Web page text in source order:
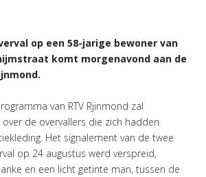
op een 58-jarige bewoner van
komt morgenavond aan de
van RTV Rjinmond zal
de overvallers die zich hadden
Het signalement van de twee
op 24 augustus werd verspreid,
en een licht getinte man, tussen de